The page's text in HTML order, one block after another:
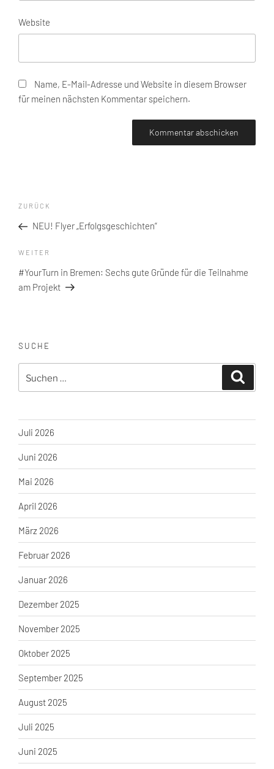
Website
Name, E-Mail-Adresse und Website in diesem Browser
für meinen nächsten Kommentar speichern.
Beitragsnavigation
Vorheriger
Beitrag
ZURÜCK
NEU! Flyer „Erfolgsgeschichten“
Nächster
Beitrag
WEITER
#YourTurn in Bremen: Sechs gute Gründe für die Teilnahme
am Projekt
SUCHE
nach:
Juli 2026
Juni 2026
Mai 2026
April 2026
März 2026
Februar 2026
Januar 2026
Dezember 2025
November 2025
Oktober 2025
September 2025
August 2025
Juli 2025
Juni 2025